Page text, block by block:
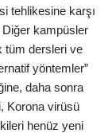
tehlikesine karşı
kampüsler
tüm dersleri ve
yöntemler”
daha sonra
Korona virüsü
henüz yeni